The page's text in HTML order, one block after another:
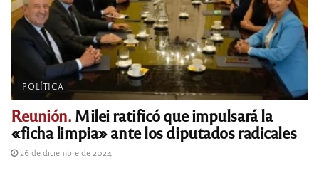
POLÍTICA
Reunión.Milei ratificó que impulsará la
«ficha limpia» ante los diputados radicales
26 de diciembre de 2024